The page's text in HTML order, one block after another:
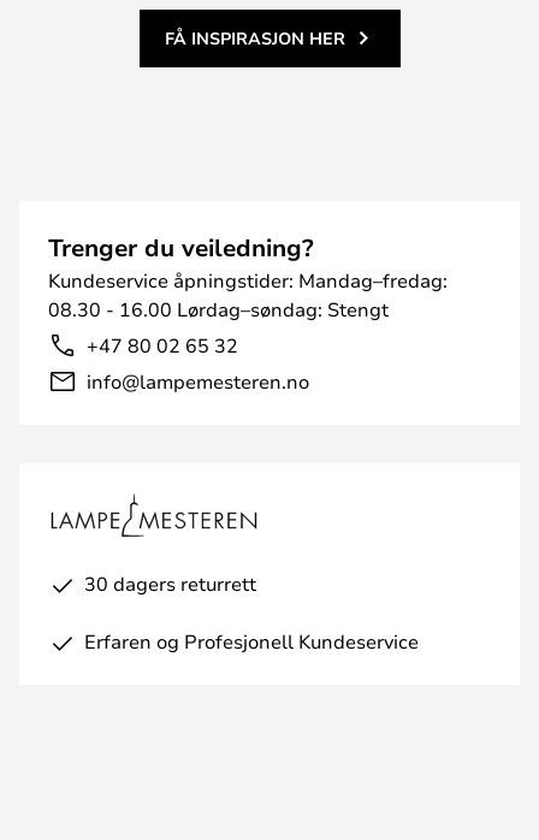
FÅ INSPIRASJON HER
Trenger du veiledning?
Kundeservice åpningstider: Mandag–fredag:
08.30 - 16.00 Lørdag–søndag: Stengt
+47 80 02 65 32
info@lampemesteren.no
30 dagers returrett
Erfaren og Profesjonell Kundeservice